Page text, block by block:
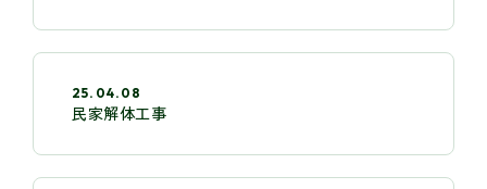
25.04.08
民家解体工事